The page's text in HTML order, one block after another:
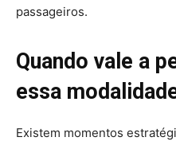
passageiros.
Quando vale a
essa
Existem momentos